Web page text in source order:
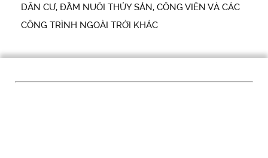
DÂN CƯ, ĐẦM NUÔI THỦY SẢN, CÔNG VIÊN VÀ CÁC
CÔNG TRÌNH NGOÀI TRỜI KHÁC